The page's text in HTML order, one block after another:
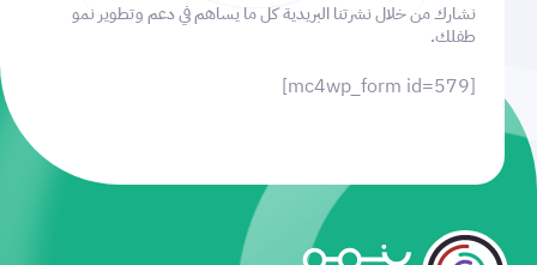
نشارك من خلال نشرتنا البريدية كل ما يساهم في دعم وتطوير نمو
طفلك.
[mc4wp_form id=579]